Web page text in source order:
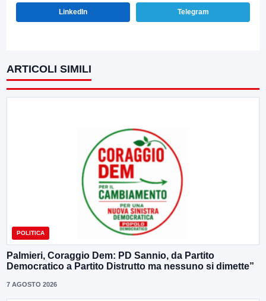
LinkedIn Telegram
ARTICOLI SIMILI
POLITICA
Palmieri, Coraggio Dem: PD Sannio, da Partito
Democratico a Partito Distrutto ma nessuno si dimette”
7 AGOSTO 2026